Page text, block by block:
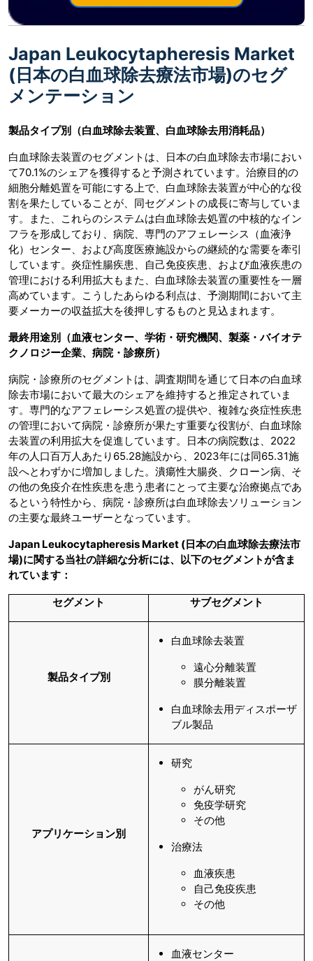
Japan Leukocytapheresis Market
(日本の白血球除去療法市場)のセグ
メンテーション
製品タイプ別（白血球除去装置、白血球除去用消耗品）
白血球除去装置のセグメントは、日本の白血球除去市場におい
て70.1%のシェアを獲得すると予測されています。治療目的の
細胞分離処置を可能にする上で、白血球除去装置が中心的な役
割を果たしていることが、同セグメントの成長に寄与していま
す。また、これらのシステムは白血球除去処置の中核的なイン
フラを形成しており、病院、専門のアフェレーシス（血液浄
化）センター、および高度医療施設からの継続的な需要を牽引
しています。炎症性腸疾患、自己免疫疾患、および血液疾患の
管理における利用拡大もまた、白血球除去装置の重要性を一層
高めています。こうしたあらゆる利点は、予測期間において主
要メーカーの収益拡大を後押しするものと見込まれます。
最終用途別（血液センター、学術・研究機関、製薬・バイオテ
クノロジー企業、病院・診療所）
病院・診療所のセグメントは、調査期間を通じて日本の白血球
除去市場において最大のシェアを維持すると推定されていま
す。専門的なアフェレーシス処置の提供や、複雑な炎症性疾患
の管理において病院・診療所が果たす重要な役割が、白血球除
去装置の利用拡大を促進しています。日本の病院数は、2022
年の人口百万人あたり65.28施設から、2023年には同65.31施
設へとわずかに増加しました。潰瘍性大腸炎、クローン病、そ
の他の免疫介在性疾患を患う患者にとって主要な治療拠点であ
るという特性から、病院・診療所は白血球除去ソリューション
の主要な最終ユーザーとなっています。
Japan Leukocytapheresis Market (日本の白血球除去療法市
場)に関する当社の詳細な分析には、以下のセグメントが含ま
れています：
セグメント サブセグメント
製品タイプ別
白血球除去装置
遠心分離装置
膜分離装置
白血球除去用ディスポーザ
ブル製品
アプリケーション別
研究
がん研究
免疫学研究
その他
治療法
血液疾患
自己免疫疾患
その他
血液センター